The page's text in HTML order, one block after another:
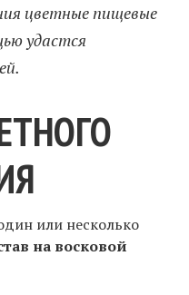
цветные пищевые
удастся
или несколько
на восковой